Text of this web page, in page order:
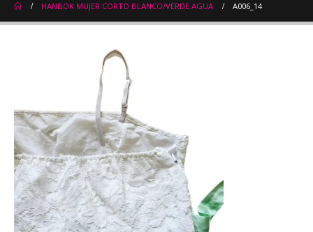
HANBOK MUJER CORTO BLANCO/VERDE AGUA A006_14